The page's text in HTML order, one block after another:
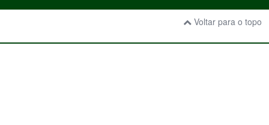
Voltar para o topo